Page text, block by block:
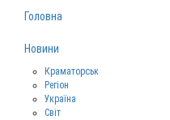
Головна
Новини
Краматорськ
Регіон
Україна
Світ